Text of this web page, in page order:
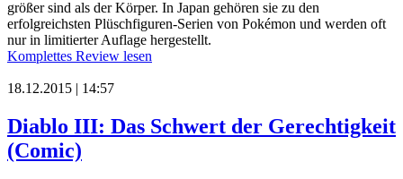
größer sind als der Körper. In Japan gehören sie zu den
erfolgreichsten Plüschfiguren-Serien von Pokémon und werden oft
nur in limitierter Auflage hergestellt.
Komplettes Review lesen
18.12.2015 | 14:57
Diablo III: Das Schwert der Gerechtigkeit
(Comic)